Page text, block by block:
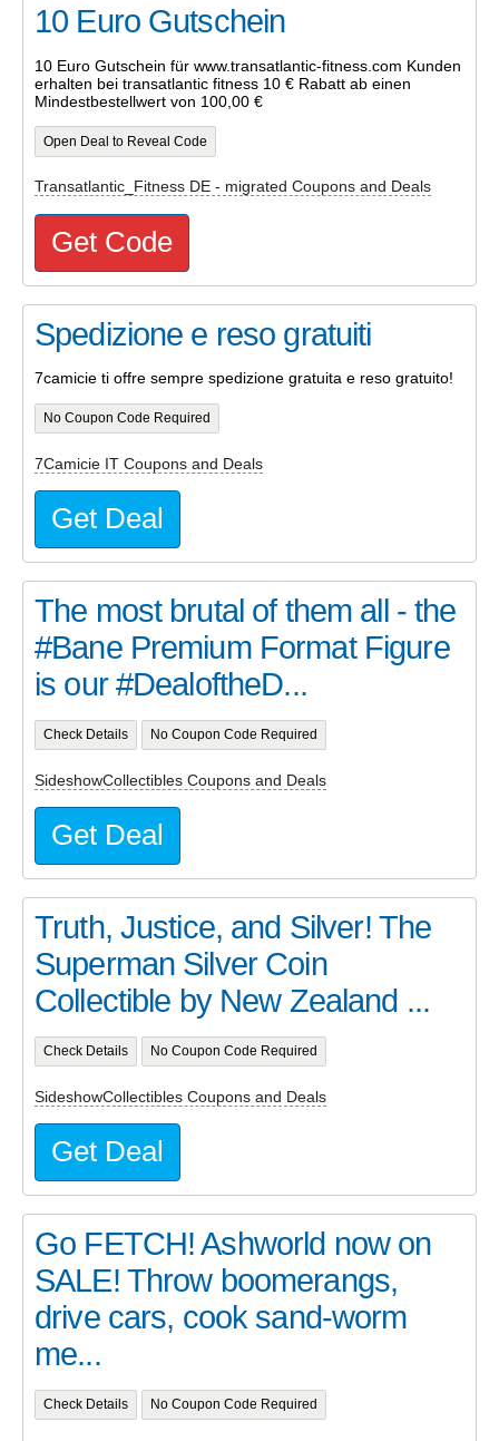
10 Euro Gutschein
10 Euro Gutschein für www.transatlantic-fitness.com Kunden
erhalten bei transatlantic fitness 10 € Rabatt ab einen
Mindestbestellwert von 100,00 €
Open Deal to Reveal Code
Transatlantic_Fitness DE - migrated Coupons and Deals
Get Code
Spedizione e reso gratuiti
7camicie ti offre sempre spedizione gratuita e reso gratuito!
No Coupon Code Required
7Camicie IT Coupons and Deals
Get Deal
The most brutal of them all - the
#Bane Premium Format Figure
is our #DealoftheD...
Check Details No Coupon Code Required
SideshowCollectibles Coupons and Deals
Get Deal
Truth, Justice, and Silver! The
Superman Silver Coin
Collectible by New Zealand ...
Check Details No Coupon Code Required
SideshowCollectibles Coupons and Deals
Get Deal
Go FETCH! Ashworld now on
SALE! Throw boomerangs,
drive cars, cook sand-worm
me...
Check Details No Coupon Code Required